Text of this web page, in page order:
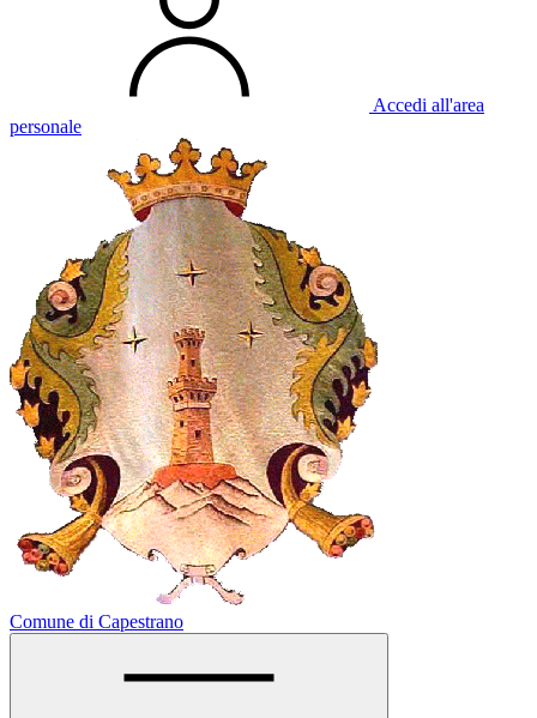
Accedi all'area
personale
Comune di Capestrano